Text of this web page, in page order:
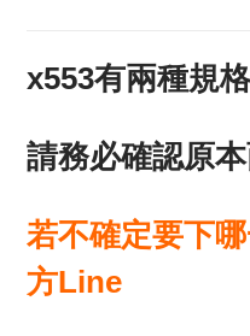
x553有兩種規
請務必確認原
若不確定要下
方Line